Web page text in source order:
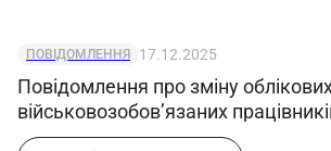
ПОВІДОМЛЕННЯ 17.12.2025
Повідомлення про зміну
військовозобов’язаних
редакції Постанови КМУ 1644 від